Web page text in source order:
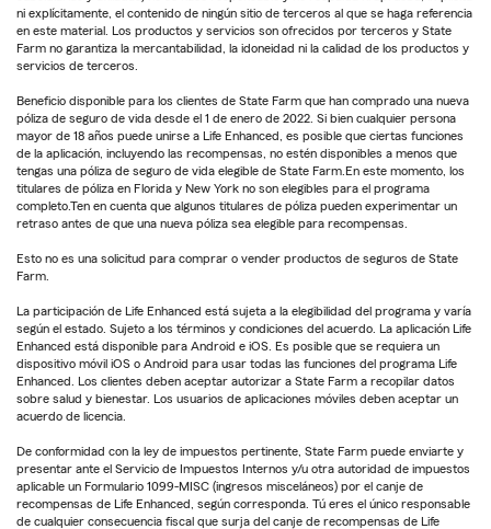
ni explícitamente, el contenido de ningún sitio de terceros al que se haga referencia
en este material. Los productos y servicios son ofrecidos por terceros y State
Farm no garantiza la mercantabilidad, la idoneidad ni la calidad de los productos y
servicios de terceros.
Beneficio disponible para los clientes de State Farm que han comprado una nueva
póliza de seguro de vida desde el 1 de enero de 2022. Si bien cualquier persona
mayor de 18 años puede unirse a Life Enhanced, es posible que ciertas funciones
de la aplicación, incluyendo las recompensas, no estén disponibles a menos que
tengas una póliza de seguro de vida elegible de State Farm.En este momento, los
titulares de póliza en Florida y New York no son elegibles para el programa
completo.Ten en cuenta que algunos titulares de póliza pueden experimentar un
retraso antes de que una nueva póliza sea elegible para recompensas.
Esto no es una solicitud para comprar o vender productos de seguros de State
Farm.
La participación de Life Enhanced está sujeta a la elegibilidad del programa y varía
según el estado. Sujeto a los términos y condiciones del acuerdo. La aplicación Life
Enhanced está disponible para Android e iOS. Es posible que se requiera un
dispositivo móvil iOS o Android para usar todas las funciones del programa Life
Enhanced. Los clientes deben aceptar autorizar a State Farm a recopilar datos
sobre salud y bienestar. Los usuarios de aplicaciones móviles deben aceptar un
acuerdo de licencia.
De conformidad con la ley de impuestos pertinente, State Farm puede enviarte y
presentar ante el Servicio de Impuestos Internos y/u otra autoridad de impuestos
aplicable un Formulario 1099-MISC (ingresos misceláneos) por el canje de
recompensas de Life Enhanced, según corresponda. Tú eres el único responsable
de cualquier consecuencia fiscal que surja del canje de recompensas de Life